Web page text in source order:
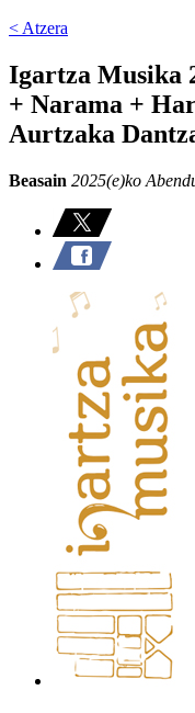
< Atzera
Igartza Musika
+ Narama +
Aurtzaka
Beasain 2025(e)ko